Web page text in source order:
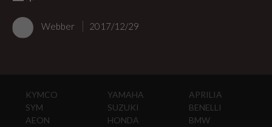
Webber 2017/12/29
KYMCO
SYM
AEON
YAMAHA
SUZUKI
HONDA
APRILIA
BENELLI
BMW